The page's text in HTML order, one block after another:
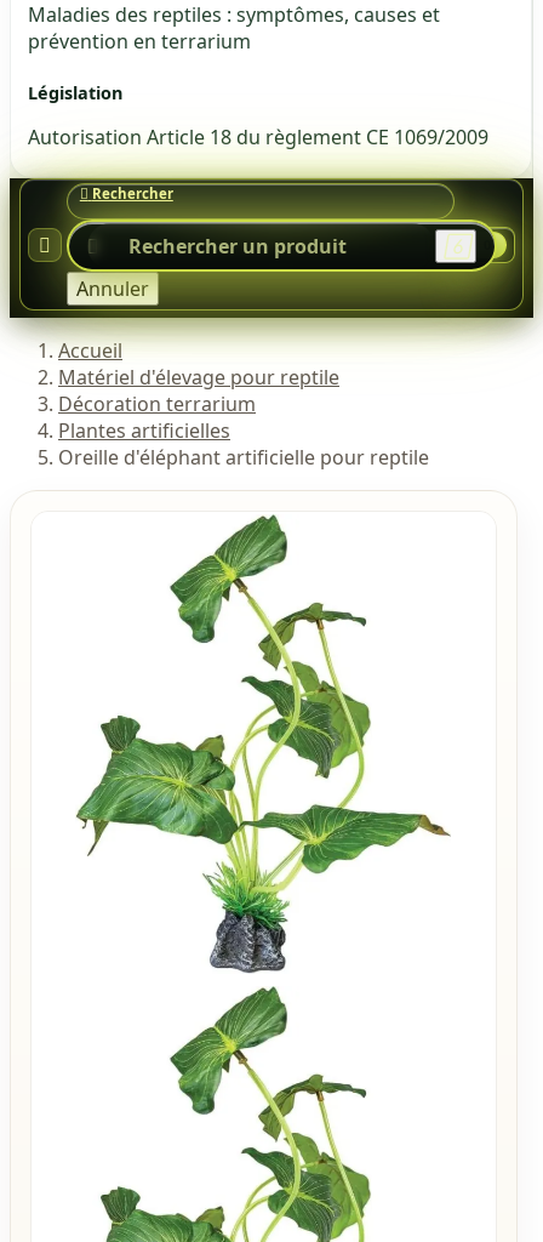
Maladies des reptiles : symptômes, causes et
prévention en terrarium
Législation
Autorisation Article 18 du règlement CE 1069/2009



Annuler

Accueil
Matériel d'élevage pour reptile
Décoration terrarium
Plantes artificielles
Oreille d'éléphant artificielle pour reptile